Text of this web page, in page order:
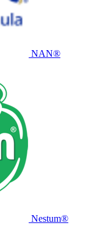
NAN®
Nestum®